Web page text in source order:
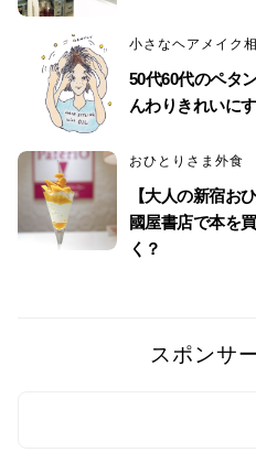
小さなヘアメイク
50代60代のペタ
んわりきれいに
おひとりさま外食
【大人の新宿お
國屋書店で本を
く？
スポンサ